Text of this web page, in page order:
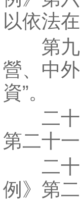
以依法
第九
營、中
資”。
二十
第二十
二十
例》第